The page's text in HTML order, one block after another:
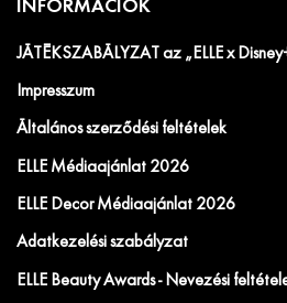
INFORMÁCIÓK
JÁTÉKSZABÁLYZAT az „ELLE x
Impresszum
Általános szerződési feltételek
ELLE Médiaajánlat 2026
ELLE Decor Médiaajánlat 2026
Adatkezelési szabályzat
ELLE Beauty Awards - Nevezési